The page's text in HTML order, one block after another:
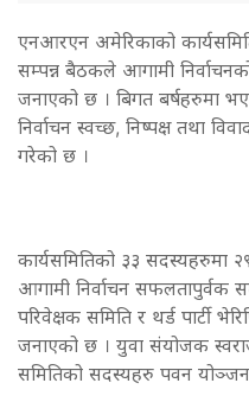
एनआरएन अमेरिकाको
सम्पन्न बैठकले आगामी
जनाएको छ । बिगत बर्षहरुमा
निर्वाचन स्वच्छ, निष्पक्ष तथा
गरेको छ ।
कार्यसमितिको ३३ सदस्यहरुमा
आगामी निर्वाचन सफलतापुर्वक
परिवेक्षक समिति र थर्ड पार्टी
जनाएको छ । युवा संयोजक
समितिको सदस्यहरु पवन